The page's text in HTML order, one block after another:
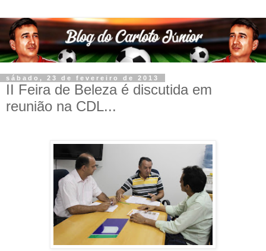
sábado, 23 de fevereiro de 2013
II Feira de Beleza é discutida em
reunião na CDL...